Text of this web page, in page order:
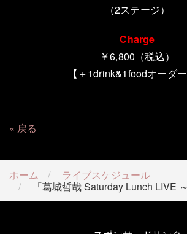
（2ステージ）
Charge
￥6,800（税込）
【＋1drink&1foodオーダー
戻る
ホーム
ライブスケジュール
「葛城哲哉 Saturday Lunch LIVE